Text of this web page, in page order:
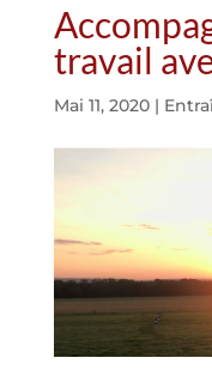
travail
Mai 11, 2020|